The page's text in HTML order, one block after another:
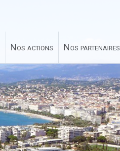
Nos actions Nos partenaires